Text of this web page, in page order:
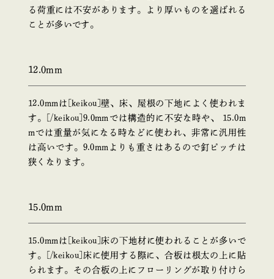
る荷重には不安があります。より厚いものを選ばれる
ことが多いです。
12.0mm
12.0mmは[keikou]壁、床、屋根の下地によく使われま
す。[/keikou]9.0mmでは構造的に不安な時や、 15.0m
mでは重量が気になる時などに使われ、非常に汎用性
は高いです。9.0mmよりも重さはあるので釘ピッチは
狭くなります。
15.0mm
15.0mmは[keikou]床の下地材に使われることが多いで
す。[/keikou]床に使用する際に、合板は根太の上に貼
られます。その合板の上にフローリングが取り付けら